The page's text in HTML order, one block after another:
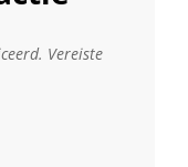
Vereiste